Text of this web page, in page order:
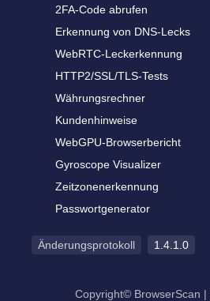
2FA-Code abrufen
Erkennung von DNS-Lecks
WebRTC-Leckerkennung
HTTP2/SSL/TLS-Tests
Währungsrechner
Kundenhinweise
WebGPU-Browserbericht
Gyroscope Visualizer
Zeitzonenerkennung
Passwortgenerator
Änderungsprotokoll 1.4.1.0
Copyright© BrowserScan |